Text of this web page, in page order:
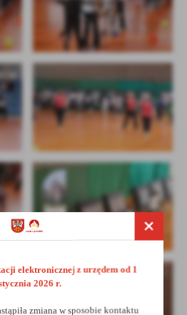
elektronicznej z urzędem od 1
2026 r.
zmiana w sposobie kontaktu